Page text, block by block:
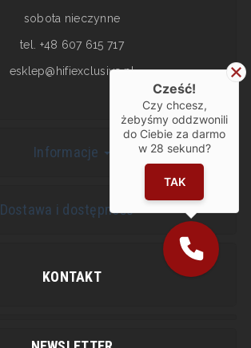
sobota nieczynne
tel. +48 607 615 717
esklep@hifiexclusive.pl
Informacje
Dostawa i dostępność
KONTAKT
Cześć!
Czy chcesz,
żebyśmy oddzwonili
do Ciebie za darmo
w 28 sekund?
TAK